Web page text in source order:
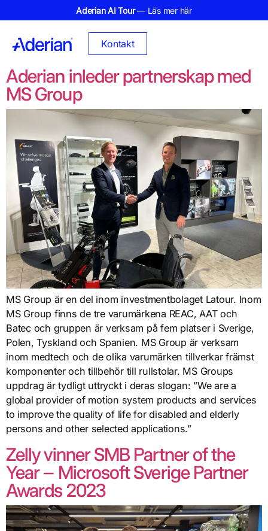
Aderian AI Tour— Läs mer här
Kontakt
Aderian inleder partnerskap med
MS Group
MS Group är en del inom investmentbolaget Latour. Inom
MS Group finns de tre varumärkena REAC, AAT och
Batec och gruppen är verksam på fem platser i Sverige,
Polen, Tyskland och Spanien. MS Group är verksam
inom medtech och de olika varumärken tillverkar främst
komponenter och tillbehör till rullstolar. MS Groups
uppdrag är tydligt uttryckt i deras slogan: ”We are a
global provider of motion system products and services
to improve the quality of life for disabled and elderly
persons and other selected applications.”
Zelly vinner SMB Partner of the
Year – Microsoft Sverige Partner
Awards 2023